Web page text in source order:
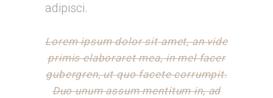
adipisci.
Lorem ipsum dolor sit amet, an vide
primis elaboraret mea, in mel facer
gubergren, ut quo facete corrumpit.
Duo unum assum mentitum in, ad